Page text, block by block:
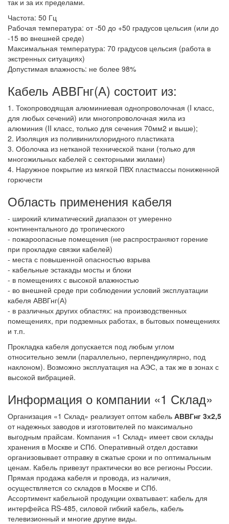
Частота: 50 Гц
Рабочая температура: от -50 до +50 градусов цельсия (или до
-15 во внешней среде)
Максимальная температура: 70 градусов цельсия (работа в
экстренных ситуациях)
Допустимая влажность: не более 98%
Кабель АВВГнг(А) состоит из:
1. Токопроводящая алюминиевая однопроволочная (I класс,
для любых сечений) или многопроволочная жила из
алюминия (II класс, только для сечения 70мм2 и выше);
2. Изоляция из поливинилхлоридного пластиката
3. Оболочка из нетканой технической ткани (только для
многожильных кабелей с секторными жилами)
4. Наружное покрытие из мягкой ПВХ пластмассы пониженной
горючести
Область применения кабеля
- широкий климатический диапазон от умеренно
континентального до тропического
- пожароопасные помещения (не распространяют горение
при прокладке связки кабелей)
- места с повышенной опасностью взрыва
- кабельные эстакады мосты и блоки
- в помещениях с высокой влажностью
- во внешней среде при соблюдении условий эксплуатации
кабеля АВВГнг(А)
- в различных других областях: на производственных
помещениях, при подземных работах, в бытовых помещениях
и т.п.
Прокладка кабеля допускается под любым углом
относительно земли (параллельно, перпендикулярно, под
наклоном). Возможно эксплуатация на АЭС, а так же в зонах с
высокой вибрацией.
Информация о компании «1 Склад»
Организация «1 Склад» реализует оптом кабель АВВГнг 3х2,5
от надежных заводов и изготовителей по максимально
выгодным прайсам. Компания «1 Склад» имеет свои склады
хранения в Москве и СПб. Оперативный отдел доставки
организовывает отправку в сжатые сроки и по оптимальным
ценам. Кабель привезут практически во все регионы России.
Прямая продажа кабеля и провода, из наличия,
осуществляется со складов в Москве и СПб.
Ассортимент кабельной продукции охватывает: кабель для
интерфейса RS-485, силовой гибкий кабель, кабель
телевизионный и многие другие виды.